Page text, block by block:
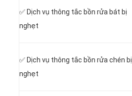
✅ Dịch vụ thông tắc bồn rửa bát bị
nghẹt
✅ Dịch vụ thông tắc bồn rửa chén bị
nghẹt